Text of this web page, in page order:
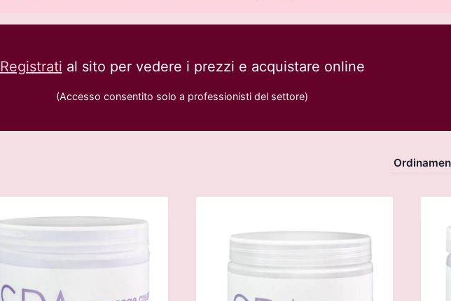
Registrati al sito per vedere i prezzi e acquistare online
(Accesso consentito solo a professionisti del settore)